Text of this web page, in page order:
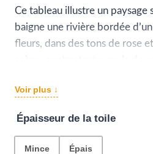
Ce tableau illustre un paysage
baigne une rivière bordée
fleurs, dans des tons de rose
rencontre harmonieuse entre
fleur.
Voir plus ↓
Épaisseur de la toile
Mince Épais